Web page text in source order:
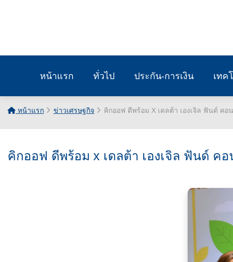
หน้าแรก ทั่วไป ประกัน-การเงิน เทค
หน้าแรก ข่าวเศรษฐกิจ คิกออฟ ดีพร้อม X เดลต้า เองเจิล ฟันด์ ค
คิกออฟ ดีพร้อม x เดลต้า เองเจิล ฟันด์ ค